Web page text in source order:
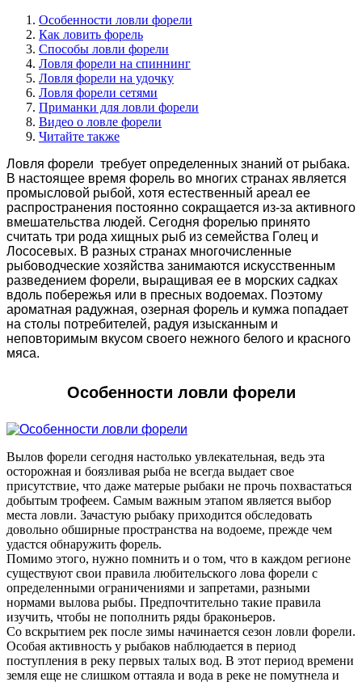
Особенности ловли форели
Как ловить форель
Способы ловли форели
Ловля форели на спиннинг
Ловля форели на удочку
Ловля форели сетями
Приманки для ловли форели
Видео о ловле форели
Читайте также
Ловля форели требует определенных знаний от рыбака.
В настоящее время форель во многих странах является
промысловой рыбой, хотя естественный ареал ее
распространения постоянно сокращается из-за активного
вмешательства людей. Сегодня форелью принято
считать три рода хищных рыб из семейства Голец и
Лососевых. В разных странах многочисленные
рыбоводческие хозяйства занимаются искусственным
разведением форели, выращивая ее в морских садках
вдоль побережья или в пресных водоемах. Поэтому
ароматная радужная, озерная форель и кумжа попадает
на столы потребителей, радуя изысканным и
неповторимым вкусом своего нежного белого и красного
мяса.
Особенности ловли форели
Вылов форели сегодня настолько увлекательная, ведь эта
осторожная и боязливая рыба не всегда выдает свое
присутствие, что даже матерые рыбаки не прочь похвастаться
добытым трофеем. Самым важным этапом является выбор
места ловли. Зачастую рыбаку приходится обследовать
довольно обширные пространства на водоеме, прежде чем
удастся обнаружить форель.
Помимо этого, нужно помнить и о том, что в каждом регионе
существуют свои правила любительского лова форели с
определенными ограничениями и запретами, разными
нормами вылова рыбы. Предпочтительно такие правила
изучить, чтобы не пополнить ряды браконьеров.
Со вскрытием рек после зимы начинается сезон ловли форели.
Особая активность у рыбаков наблюдается в период
поступления в реку первых талых вод. В этот период времени
земля еще не слишком оттаяла и вода в реке не помутнела и